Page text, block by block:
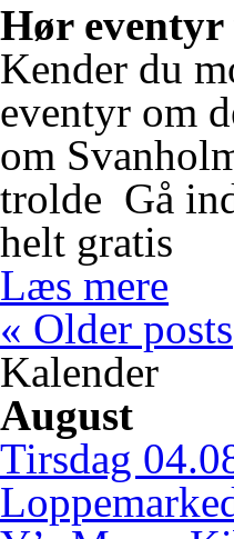
Hør eventyr
Kender du
eventyr om
om
trolde Gå
helt gratis
Læs mere
« Older posts
Kalender
August
Tirsdag